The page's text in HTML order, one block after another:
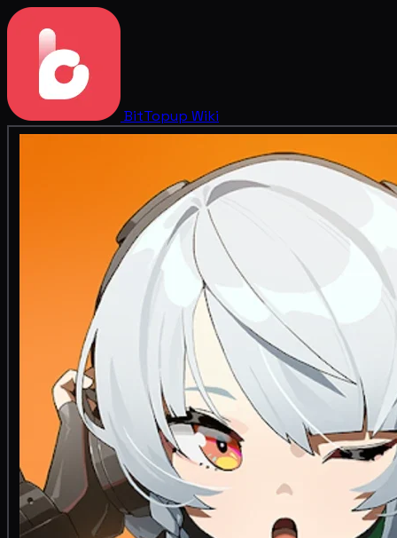
BitTopup Wiki